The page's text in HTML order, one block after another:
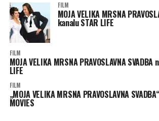
FILM
MOJA VELIKA MRSNA
kanalu STAR LIFE
FILM
MOJA VELIKA MRSNA PRAVOSLAVNA
LIFE
FILM
„MOJA VELIKA MRSNA PRAVOSLAVNA
MOVIES